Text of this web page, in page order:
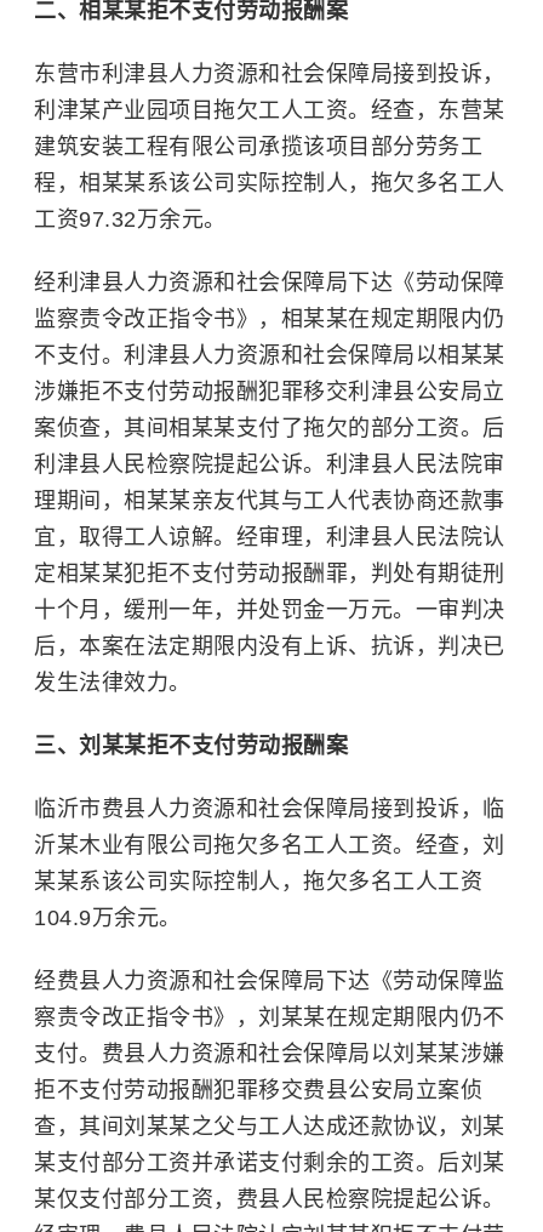
二、相某某拒不支付劳动报酬案
东营市利津县人力资源和社会保障局接到投诉，
利津某产业园项目拖欠工人工资。经查，东营某
建筑安装工程有限公司承揽该项目部分劳务工
程，相某某系该公司实际控制人，拖欠多名工人
工资97.32万余元。
经利津县人力资源和社会保障局下达《劳动保障
监察责令改正指令书》，相某某在规定期限内仍
不支付。利津县人力资源和社会保障局以相某某
涉嫌拒不支付劳动报酬犯罪移交利津县公安局立
案侦查，其间相某某支付了拖欠的部分工资。后
利津县人民检察院提起公诉。利津县人民法院审
理期间，相某某亲友代其与工人代表协商还款事
宜，取得工人谅解。经审理，利津县人民法院认
定相某某犯拒不支付劳动报酬罪，判处有期徒刑
十个月，缓刑一年，并处罚金一万元。一审判决
后，本案在法定期限内没有上诉、抗诉，判决已
发生法律效力。
三、刘某某拒不支付劳动报酬案
临沂市费县人力资源和社会保障局接到投诉，临
沂某木业有限公司拖欠多名工人工资。经查，刘
某某系该公司实际控制人，拖欠多名工人工资
104.9万余元。
经费县人力资源和社会保障局下达《劳动保障监
察责令改正指令书》，刘某某在规定期限内仍不
支付。费县人力资源和社会保障局以刘某某涉嫌
拒不支付劳动报酬犯罪移交费县公安局立案侦
查，其间刘某某之父与工人达成还款协议，刘某
某支付部分工资并承诺支付剩余的工资。后刘某
某仅支付部分工资，费县人民检察院提起公诉。